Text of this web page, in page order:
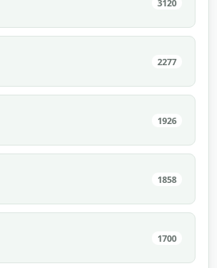
3120
2277
1926
1858
1700